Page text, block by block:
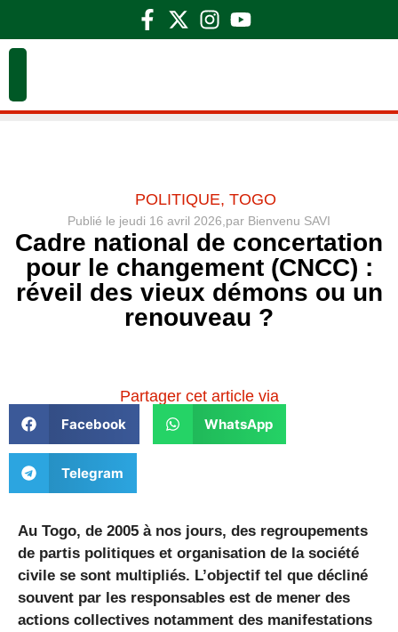
POLITIQUE, TOGO
Publié le jeudi 16 avril 2026, par Bienvenu SAVI
Cadre national de concertation
pour le changement (CNCC) :
réveil des vieux démons ou un
renouveau ?
Partager cet article via
Facebook WhatsApp
Telegram
Au Togo, de 2005 à nos jours, des regroupements
de partis politiques et organisation de la société
civile se sont multipliés. L’objectif tel que décliné
souvent par les responsables est de mener des
actions collectives notamment des manifestations